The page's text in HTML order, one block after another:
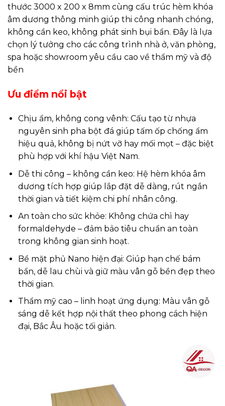
thước 3000 x 200 x 8mm cùng cấu trúc hèm khóa
âm dương thông minh giúp thi công nhanh chóng,
không cần keo, không phát sinh bụi bẩn. Đây là lựa
chọn lý tưởng cho các công trình nhà ở, văn phòng,
spa hoặc showroom yêu cầu cao về thẩm mỹ và độ
bền
Ưu điểm nổi bật
Chịu ẩm, không cong vênh: Cấu tạo từ nhựa
nguyên sinh pha bột đá giúp tấm ốp chống ẩm
hiệu quả, không bị nứt vỡ hay mối mọt – đặc biệt
phù hợp với khí hậu Việt Nam.
Dễ thi công – không cần keo: Hệ hèm khóa âm
dương tích hợp giúp lắp đặt dễ dàng, rút ngắn
thời gian và tiết kiệm chi phí nhân công.
An toàn cho sức khỏe: Không chứa chì hay
formaldehyde – đảm bảo tiêu chuẩn an toàn
trong không gian sinh hoạt.
Bề mặt phủ Nano hiện đại: Giúp hạn chế bám
bẩn, dễ lau chùi và giữ màu vân gỗ bền đẹp theo
thời gian.
Thẩm mỹ cao – linh hoạt ứng dụng: Màu vân gỗ
sáng dễ kết hợp nội thất theo phong cách hiện
đại, Bắc Âu hoặc tối giản.